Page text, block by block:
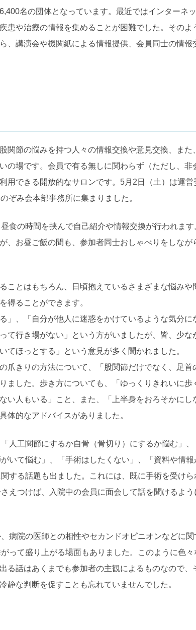
名の団体となっています。最近ではインターネ
患や治療の情報を集めることが困難でした。その
、講演会や機関紙による情報提供、会員同士の情
関節の悩みを持つ人々の情報交換や意見交換、また
の場です。会員で有る無しに関わらず（ただし、非
用できる開放的なサロンです。5月2日（土）は運営
ぞみ会本部事務所に集まりました。
食の時間を挟んで自己紹介や情報交換が行われま
、お昼ご飯の間も、参加者同士おしゃべりをしなが
ことはもちろん、日頃抱えているさまざまな悩み
得ることができます。
」、「自分が他人に迷惑をかけているような気分
て行き場がない」という方がいましたが、皆、少な
てほっとする」という意見が多く聞かれました。
爪きりの方法について、「股関節だけでなく、足
ました。歩き方についても、「ゆっくりきれいに
い人もいる」こと、また、「上半身をおろそかに
体的なアドバイスがありました。
人工関節にするか自骨（骨切り）にするか悩む」
いて悩む」、「手術はしたくない」、「資料や情
する話題も出ました。これには、既に手術を受け
えつけば、入院中の会員に面会して話を聞けるよ
病院の医師との相性やセカンドオピニオンなどに
って盛り上がる場面もありました。このように色
る話はあくまでも参加者の主観によるものなので
静な判断を促すことも忘れていませんでした。